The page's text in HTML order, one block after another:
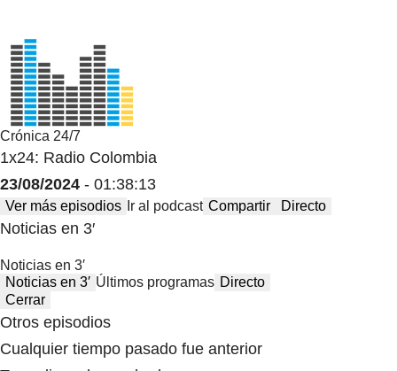
Crónica 24/7
1x24: Radio Colombia
23/08/2024 - 01:38:13
Ver más episodios Ir al podcast Compartir Directo
Noticias en 3′
Noticias en 3′
Noticias en 3′ Últimos programas Directo
Cerrar
Otros episodios
Cualquier tiempo pasado fue anterior